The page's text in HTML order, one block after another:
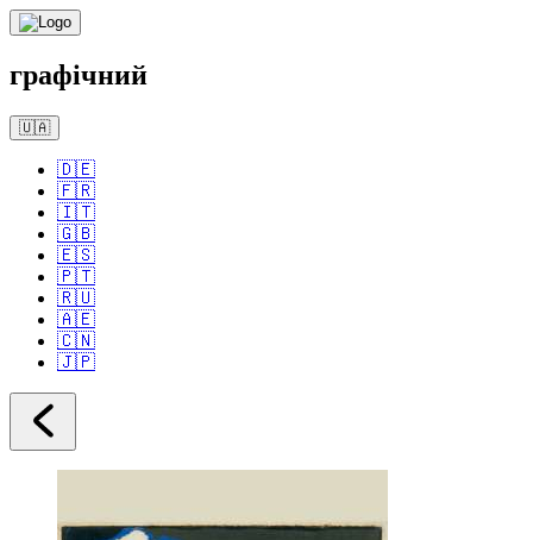
графічний
🇺🇦
🇩🇪
🇫🇷
🇮🇹
🇬🇧
🇪🇸
🇵🇹
🇷🇺
🇦🇪
🇨🇳
🇯🇵